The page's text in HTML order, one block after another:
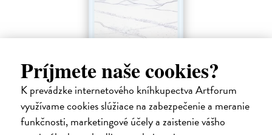
Príjmete naše cookies?
K prevádzke internetového kníhkupectva Artforum
využívame cookies slúžiace na zabezpečenie a meranie
funkčnosti, marketingové účely a zaistenie vášho
Sklená huta
Púček Ján| Kniha